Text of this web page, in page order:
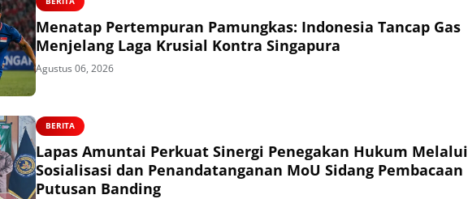
Menatap Pertempuran Pamungkas: Indonesia Tancap Gas
Menjelang Laga Krusial Kontra Singapura
Agustus 06, 2026
BERITA
Lapas Amuntai Perkuat Sinergi Penegakan Hukum Melalui
Sosialisasi dan Penandatanganan MoU Sidang Pembacaan
Putusan Banding